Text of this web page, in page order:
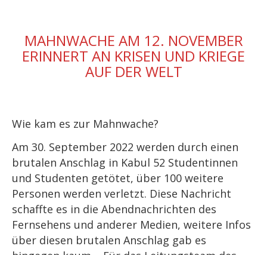
MAHNWACHE AM 12. NOVEMBER
ERINNERT AN KRISEN UND KRIEGE
AUF DER WELT
Wie kam es zur Mahnwache?
Am 30. September 2022 werden durch einen
brutalen Anschlag in Kabul 52 Studentinnen
und Studenten getötet, über 100 weitere
Personen werden verletzt. Diese Nachricht
schaffte es in die Abendnachrichten des
Fernsehens und anderer Medien, weitere Infos
über diesen brutalen Anschlag gab es